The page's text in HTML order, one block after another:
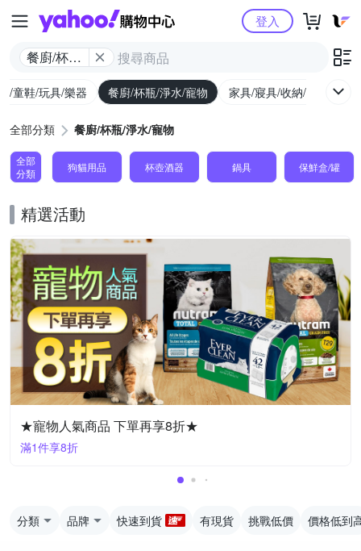
Yahoo購物中心
餐廚/杯瓶/
登入
/童鞋/玩具/樂器 餐廚/杯瓶/淨水/寵物 家具/寢具/收納/修繕
全部分類 餐廚/杯瓶/淨水/寵物
全部
分類
狗貓用品 杯壺酒器 鍋具 保鮮盒/罐
精選活動
★寵物人氣商品 下單再享8折★
滿1件享8折
分類 品牌 快速到貨 有現貨 挑戰低價 價格低到